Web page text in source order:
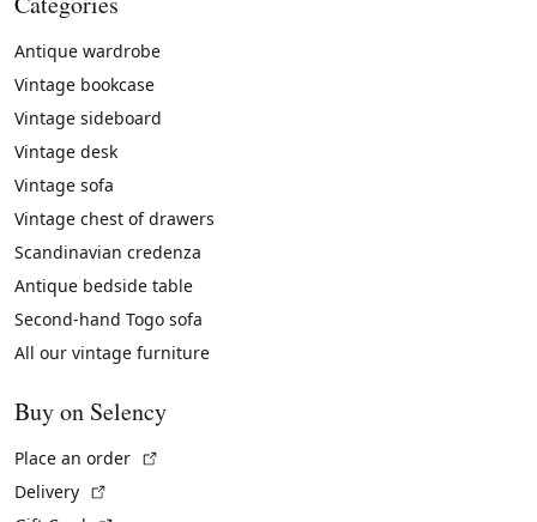
Antique wardrobe
Vintage bookcase
Vintage sideboard
Vintage desk
Vintage sofa
Vintage chest of drawers
Scandinavian credenza
Antique bedside table
Second-hand Togo sofa
All our vintage furniture
Buy on Selency
Place an order
Delivery